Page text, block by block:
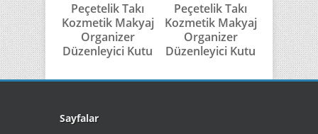
Peçetelik Takı
Kozmetik Makyaj
Organizer
Düzenleyici Kutu
Peçetelik Takı
Kozmetik Makyaj
Organizer
Düzenleyici Kutu
Sayfalar